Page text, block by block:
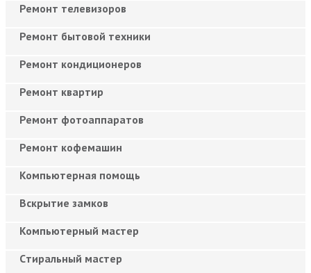
Ремонт телевизоров
Ремонт бытовой техники
Ремонт кондиционеров
Ремонт квартир
Ремонт фотоаппаратов
Ремонт кофемашин
Компьютерная помощь
Вскрытие замков
Компьютерный мастер
Cтиральный мастер